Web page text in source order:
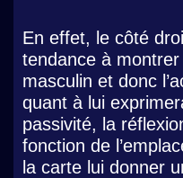
En effet, le côté
tendance à montrer
masculin et donc
quant à lui
passivité, la
fonction de
la carte lui donner